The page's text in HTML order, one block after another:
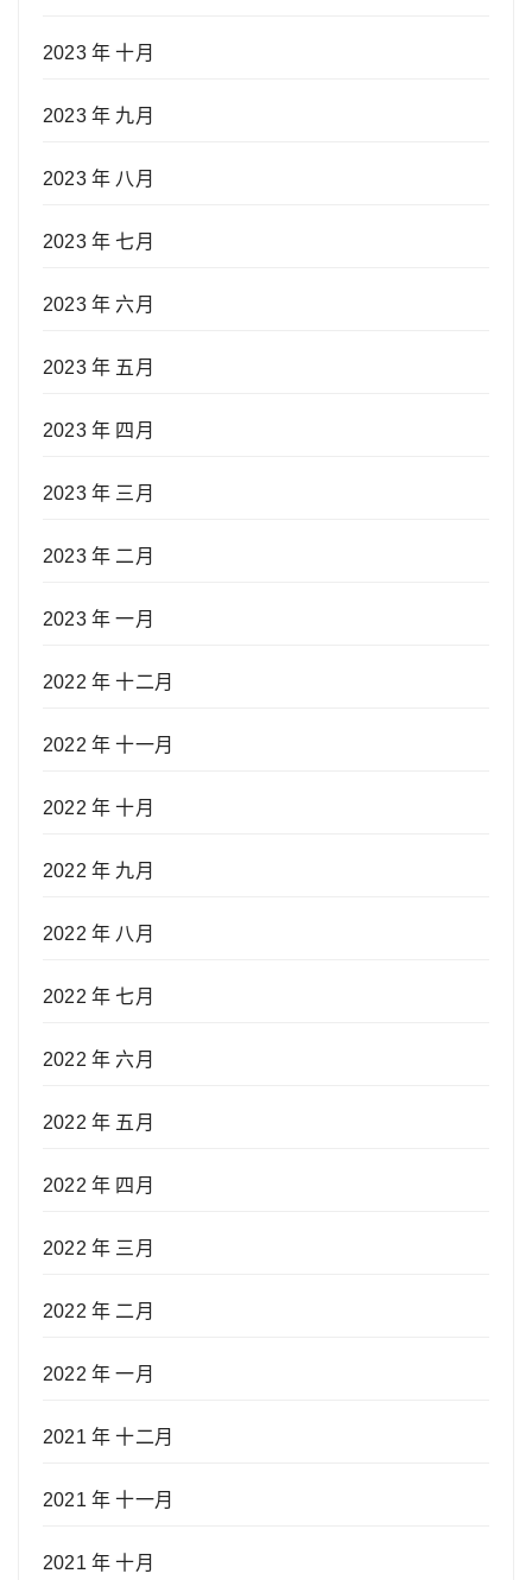
2023 年 十月
2023 年 九月
2023 年 八月
2023 年 七月
2023 年 六月
2023 年 五月
2023 年 四月
2023 年 三月
2023 年 二月
2023 年 一月
2022 年 十二月
2022 年 十一月
2022 年 十月
2022 年 九月
2022 年 八月
2022 年 七月
2022 年 六月
2022 年 五月
2022 年 四月
2022 年 三月
2022 年 二月
2022 年 一月
2021 年 十二月
2021 年 十一月
2021 年 十月